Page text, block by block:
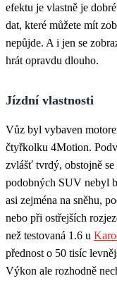
efektu je vlastně je
dat, které můžete mít
nepůjde. A i jen se
hrát opravdu dlouho.
Jízdní vlastnosti
Vůz byl vybaven
čtyřkolku 4Motion.
zvlášť tvrdý, obstojně
podobných SUV nebyl
asi zejména na sněhu,
nebo při ostřejších
než testovaná 1.6 u
přednost o 50 tisíc
Výkon ale rozhodně